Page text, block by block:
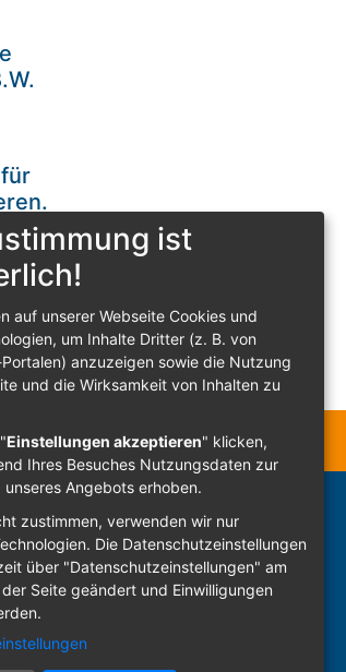
ist
auf unserer Webseite Cookies und
um Inhalte Dritter (z. B. von
anzuzeigen sowie die Nutzung
und die Wirksamkeit von Inhalten zu
Einstellungen akzeptieren" klicken,
Ihres Besuches Nutzungsdaten zur
unseres Angebots erhoben.
zustimmen, verwenden wir nur
Die Datenschutzeinstellungen
über "Datenschutzeinstellungen" am
Seite geändert und Einwilligungen